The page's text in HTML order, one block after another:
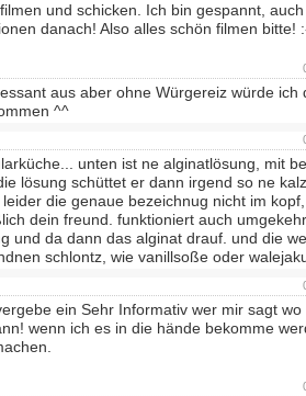
und schicken. Ich bin gespannt,
danach! Also alles schön filmen bitte!
aus aber ohne Würgereiz würde ich
^^
unten ist ne alginatlösung, mit
lösung schüttet er dann irgend so ne
die genaue bezeichnug nicht im
dein freund. funktioniert auch
und da dann das alginat drauf. und die
schlontz, wie vanillsoße oder
ein Sehr Informativ wer mir sagt wo
wenn ich es in die hände bekomme